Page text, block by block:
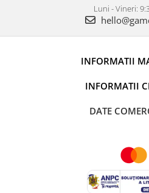
Luni - Vineri:
INFORMATII
INFORMATII
DATE